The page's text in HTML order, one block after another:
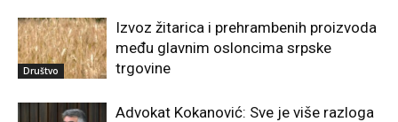
Društvo
Izvoz žitarica i prehrambenih proizvoda
među glavnim osloncima srpske
trgovine
Advokat Kokanović: Sve je više razloga